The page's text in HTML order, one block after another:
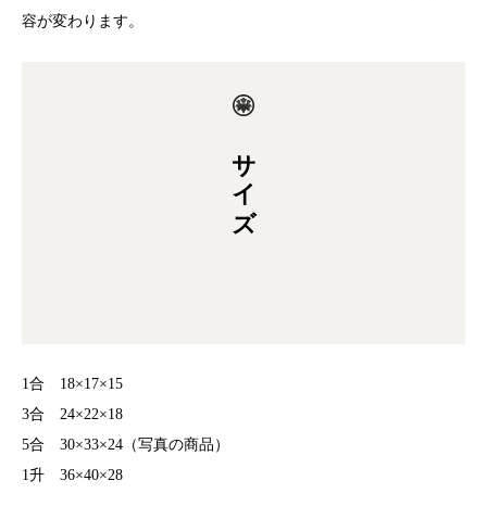
容が変わります。
サイズ
1合 18×17×15
3合 24×22×18
5合 30×33×24（写真の商品）
1升 36×40×28